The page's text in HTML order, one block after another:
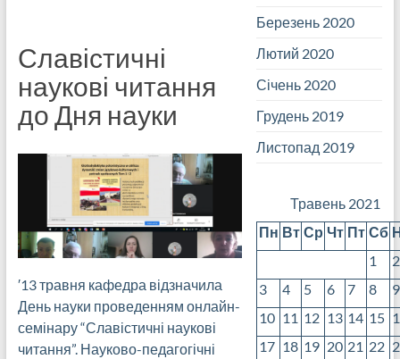
Славістичні
наукові читання
до Дня науки
′13 травня кафедра відзначила
День науки проведенням онлайн-
семінару “Славістичні наукові
читання”. Науково-педагогічні
Березень 2020
Лютий 2020
Січень 2020
Грудень 2019
Листопад 2019
Травень 2021
Пн Вт Ср Чт Пт Сб
1
2
3
4 5 6 7 8
9
10 11 12 13 14 15
17 18 19 20 21 22